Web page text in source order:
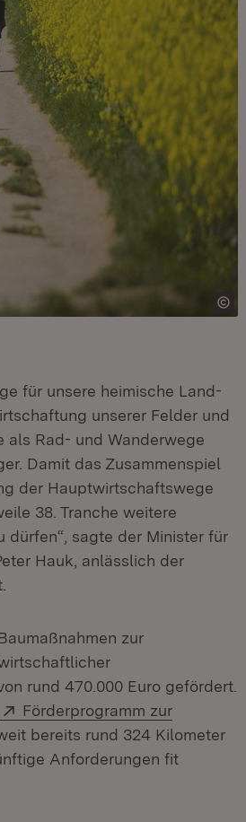
für unsere heimische Land-
unserer Felder und
als Rad- und Wanderwege
Damit das Zusammenspiel
der Hauptwirtschaftswege
38. Tranche weitere
sagte der Minister für
Hauk, anlässlich der
zur
rund 470.000 Euro gefördert.
Extern:
Förderprogramm zur
neuem Fenster)
bereits rund 324 Kilometer
Anforderungen fit